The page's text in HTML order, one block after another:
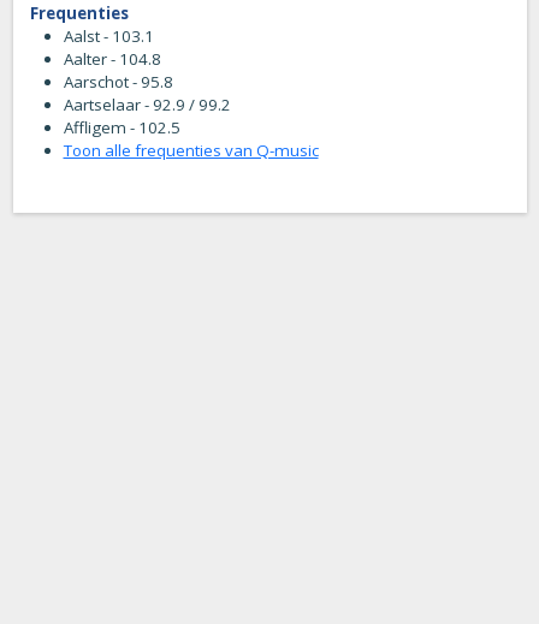
Frequenties
Aalst - 103.1
Aalter - 104.8
Aarschot - 95.8
Aartselaar - 92.9 / 99.2
Affligem - 102.5
Toon alle frequenties van Q-music